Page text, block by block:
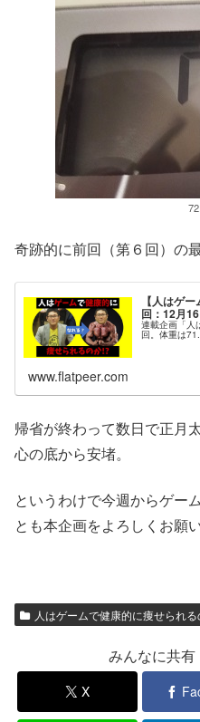
奇跡的に前回（第６回）の
【人はゲ
回：12月
連載企画「人
回。体重は
www.flatpeer.com
帰省が終わって数日で正月
心の底から安堵。
というわけで今週からゲー
とも本企画をよろしくお願
人はゲームで健康的に痩せられる
みんなに共有
X